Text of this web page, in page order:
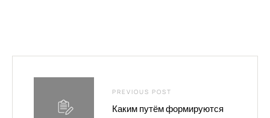
PREVIOUS POST
Каким путём формируются